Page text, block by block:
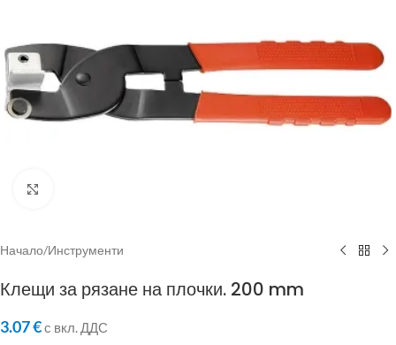
Начало/Инструменти
Клещи за рязане на плочки. 200 mm
3.07€с вкл. ДДС